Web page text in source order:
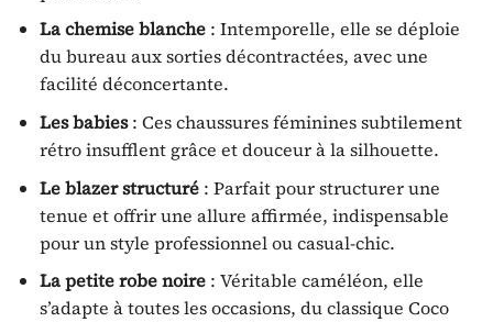
La chemise blanche: Intemporelle, elle se déploie
du bureau aux sorties décontractées, avec une
facilité déconcertante.
Les babies: Ces chaussures féminines subtilement
rétro insufflent grâce et douceur à la silhouette.
Le blazer structuré: Parfait pour structurer une
tenue et offrir une allure affirmée, indispensable
pour un style professionnel ou casual-chic.
La petite robe noire: Véritable caméléon, elle
s’adapte à toutes les occasions, du classique Coco